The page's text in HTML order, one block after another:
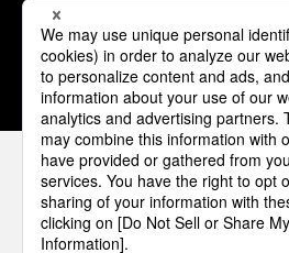
1 2 3 4
パナソニックの電気設備